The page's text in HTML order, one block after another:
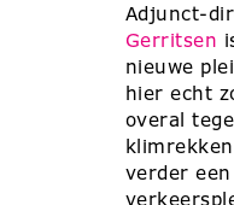
Adjunct-
Gerritsen
nieuwe
hier echt
overal
verder